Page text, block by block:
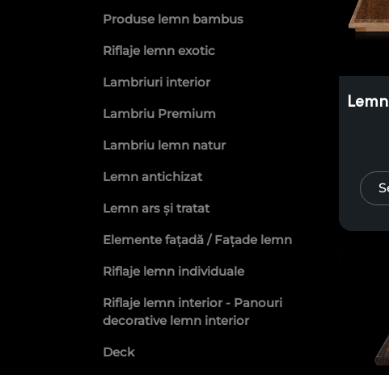
Produse lemn bambus
Riflaje lemn exotic
Lambriuri interior
Lambriu Premium
Lambriu lemn natur
Lemn antichizat
Lemn ars și tratat
Elemente fațadă / Fațade lemn
Riflaje lemn individuale
Riflaje lemn interior - Panouri
decorative lemn interior
Deck